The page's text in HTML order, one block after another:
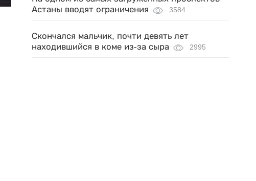
Астаны вводят ограничения
3584
Скончался мальчик, почти девять лет
находившийся в коме из-за сыра
2995